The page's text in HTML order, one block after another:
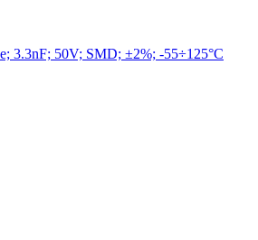
3.3nF; 50V; SMD; ±2%; -55÷125°C